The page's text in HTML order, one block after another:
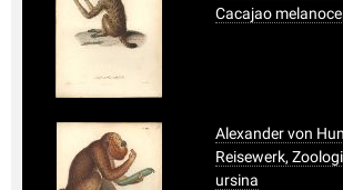
Cacajao
Alexander von
Reisewerk,
ursina